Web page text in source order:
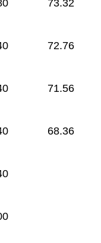
73.32
72.76
71.56
68.36